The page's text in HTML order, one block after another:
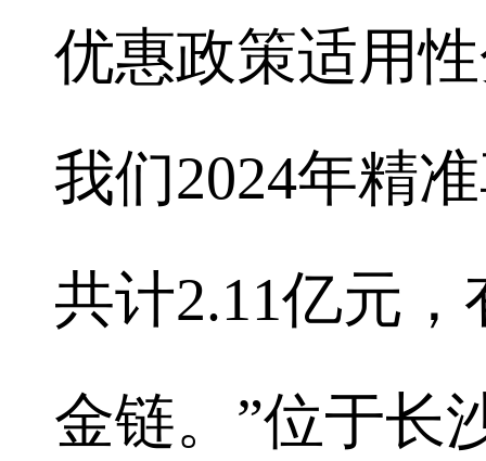
优惠政策适用
我们2024年精
共计2.11亿元
金链。”位于长